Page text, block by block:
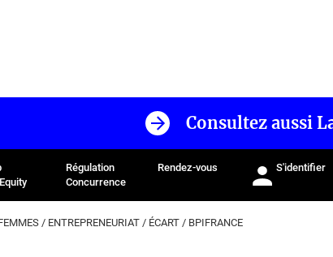
Consultez aussi
Régulation
Concurrence
Rendez-vous S'identifier
/ ENTREPRENEURIAT / ÉCART / BPIFRANCE